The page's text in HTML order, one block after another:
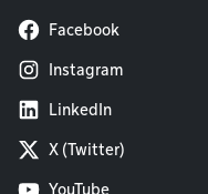
Facebook
Instagram
LinkedIn
X (Twitter)
YouTube